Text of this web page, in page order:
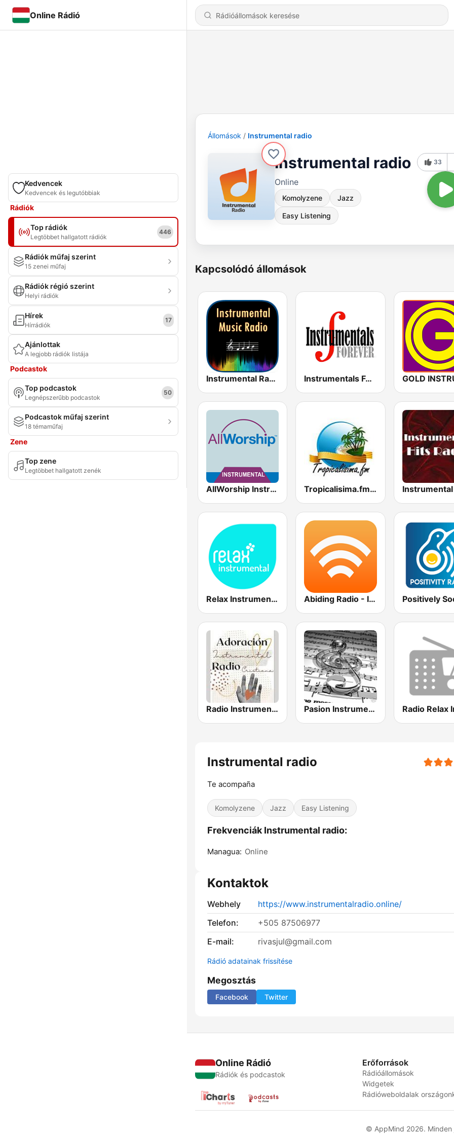
Online Rádió
Kedvencek
Kedvencek és legutóbbiak
Rádiók
Top rádiók
Legtöbbet hallgatott rádiók
446
Rádiók műfaj szerint
15 zenei műfaj
Rádiók régió szerint
Helyi rádiók
Hírek
Hírrádiók
17
Ajánlottak
A legjobb rádiók listája
Podcastok
Top podcastok
Legnépszerűbb podcastok
50
Podcastok műfaj szerint
18 témaműfaj
Zene
Top zene
Legtöbbet hallgatott zenék
Állomások Instrumental radio
Instrumental radio
Online
Komolyzene Jazz
Easy Listening
33
Kapcsolódó állomások
Instrumental Radio Instrumentals Forever
AllWorship Instrumental Tropicalisima.fm Instrumental
Relax Instrumental Abiding Radio - Instrumental
Radio Instrumental Cristiana Pasion Instrumental
Instrumental radio
Te acompaña
Komolyzene Jazz Easy Listening
Frekvenciák Instrumental radio:
Managua: Online
Kontaktok
Webhely
https://www.instrumentalradio.online/
Telefon:
+505 87506977
E-mail:
rivasjul@gmail.com
Rádió adatainak frissítése
Megosztás
Facebook Twitter
Online Rádió
Rádiók és podcastok
Erőforrások
Rádióállomások
Widgetek
Rádióweboldalak
© AppMind 2026. Minden